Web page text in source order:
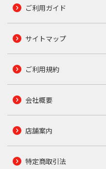
ご利用ガイド
サイトマップ
ご利用規約
会社概要
店舗案内
特定商取引法